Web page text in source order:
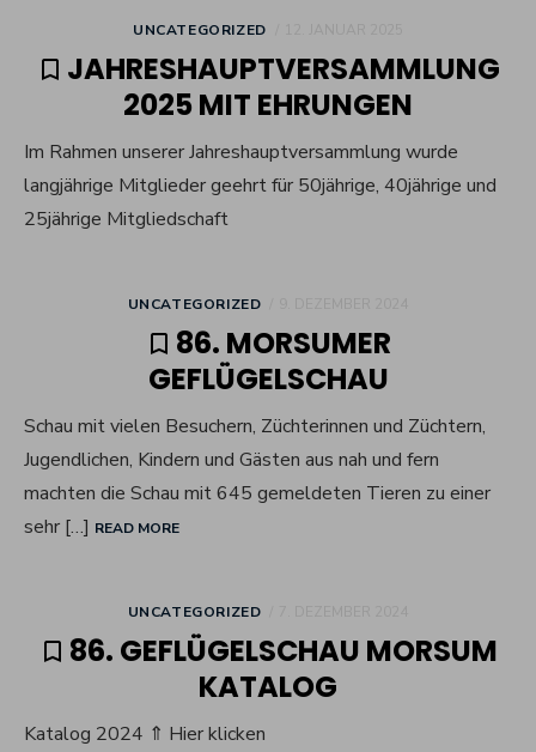
UNCATEGORIZED
JAHRESHAUPTVERSAMMLUNG
2025 MIT EHRUNGEN
Im Rahmen unserer Jahreshauptversammlung wurde
langjährige Mitglieder geehrt für 50jährige, 40jährige und
25jährige Mitgliedschaft
UNCATEGORIZED
86. MORSUMER
GEFLÜGELSCHAU
Schau mit vielen Besuchern, Züchterinnen und Züchtern,
Jugendlichen, Kindern und Gästen aus nah und fern
machten die Schau mit 645 gemeldeten Tieren zu einer
sehr […] READ MORE
UNCATEGORIZED
86. GEFLÜGELSCHAU MORSUM
KATALOG
Katalog 2024 ⇑ Hier klicken